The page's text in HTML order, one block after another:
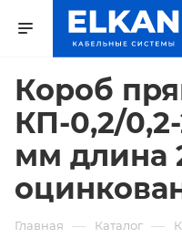
Короб
КП-0,2/
мм длина
Главная — Каталог —